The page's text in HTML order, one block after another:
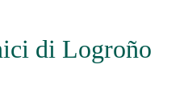
di Logroño